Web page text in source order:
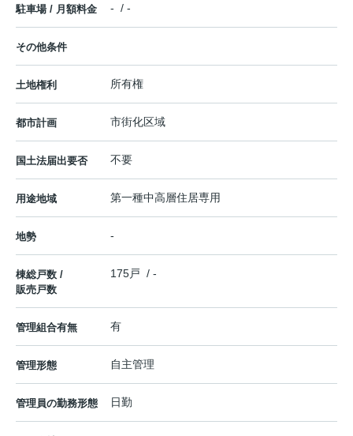
駐車場 / 月額料金 - / -
その他条件
土地権利 所有権
都市計画 市街化区域
国土法届出要否 不要
用途地域 第一種中高層住居専用
地勢 -
棟総戸数 /
販売戸数
175戸 / -
管理組合有無 有
管理形態 自主管理
管理員の勤務形態 日勤